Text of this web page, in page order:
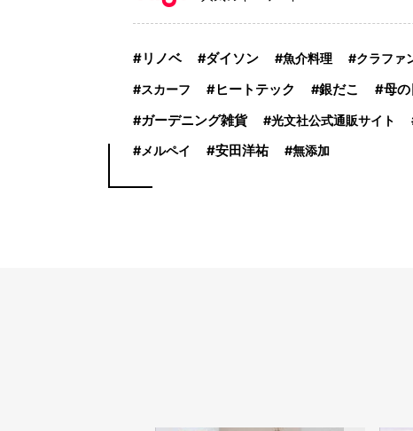
リノベ ダイソン 魚介料理 クラファ
スカーフ ヒートテック 銀だこ 母の
ガーデニング雑貨 光文社公式通販サイト
メルペイ
安田洋祐 無添加